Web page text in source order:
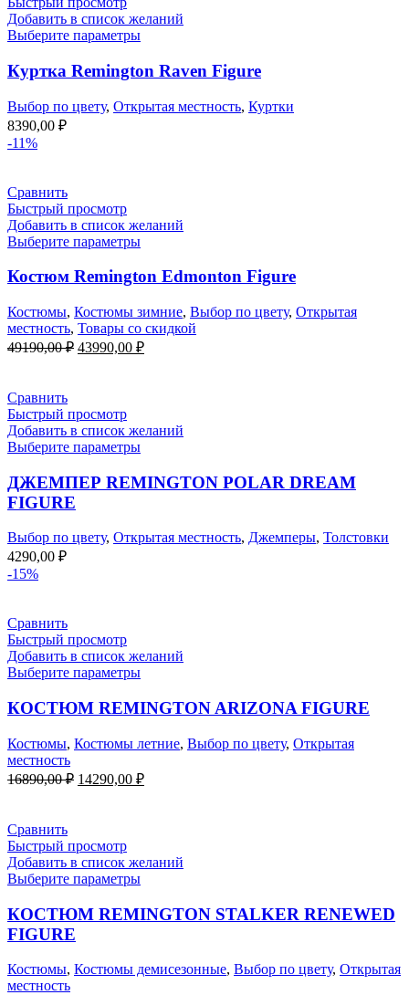
Добавить в список желаний
Выберите параметры
Куртка Remington Raven Figure
Выбор по цвету, Открытая местность, Куртки
8390,00 ₽
-11%
Сравнить
Быстрый просмотр
Добавить в список желаний
Выберите параметры
Костюм Remington Edmonton Figure
Костюмы, Костюмы зимние, Выбор по цвету, Открытая
местность, Товары со скидкой
49190,00₽ Первоначальная
43990,00 ₽Текущая
Сравнить
Быстрый просмотр
Добавить в список желаний
Выберите параметры
ДЖЕМПЕР REMINGTON POLAR DREAM
FIGURE
Выбор по цвету, Открытая местность, Джемперы, Толстовки
4290,00 ₽
-15%
Сравнить
Быстрый просмотр
Добавить в список желаний
Выберите параметры
КОСТЮМ REMINGTON ARIZONA FIGURE
Костюмы, Костюмы летние, Выбор по цвету, Открытая
местность
16890,00₽ Первоначальная
14290,00 ₽Текущая
Сравнить
Быстрый просмотр
Добавить в список желаний
Выберите параметры
КОСТЮМ REMINGTON STALKER RENEWED
FIGURE
Костюмы, Костюмы демисезонные, Выбор по цвету, Открытая
местность